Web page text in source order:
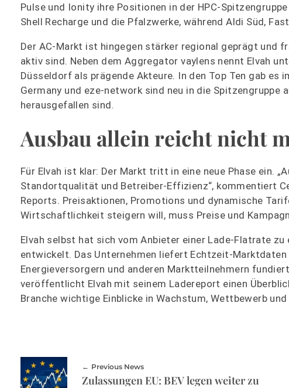
Pulse und Ionity ihre Positionen in der HPC-
Shell Recharge und die Pfalzwerke, während Aldi Süd,
Der AC-Markt ist hingegen stärker regional geprägt und
aktiv sind. Neben dem Aggregator vaylens nennt Elvah
Düsseldorf als prägende Akteure. In den Top Ten gab es
Germany und eze-network sind neu in die
herausgefallen sind.
Ausbau allein reicht nicht
Für Elvah ist klar: Der Markt tritt in eine neue Phase ein.
Standortqualität und Betreiber-Effizienz“, kommentiert
Reports. Preisaktionen, Promotions und dynamische
Wirtschaftlichkeit steigern will, muss Preise und
Elvah selbst hat sich vom Anbieter einer Lade-Flatrate
entwickelt. Das Unternehmen liefert Echtzeit-
Energieversorgern und anderen Marktteilnehmern
veröffentlicht Elvah mit seinem Ladereport einen
Branche wichtige Einblicke in Wachstum, Wettbewerb
Previous News
Zulassungen EU: BEV legen weiter zu